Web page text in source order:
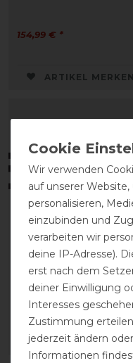
154,99 € *
ARTIKEL MERKEN
Schockemöhle Soft
Rubber Zügel Stops
59,95 € *
ARTIKEL MERKEN
Wir verwenden
auf unserer
personalisieren,
einzubinden und
verarbeiten wir
deine IP-Adresse).
erst nach dem
deiner Einwilligung
Interesses
Zustimmung
jederzeit ändern
Informationen